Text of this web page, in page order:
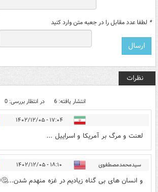
* لطفا عدد مقابل را در جعبه متن وارد کنید
نظرات
انتشار یافته: 6 در انتظار بررسی: 0
۱۷:۰۴ - ۱۴۰۲/۱۲/۰۵
لعنت و مرگ بر آمریکا و اسراییل ...
سیدمحمدمصطفوی ۱۸:۱۰ - ۱۴۰۲/۱۲/۰۵
و انسان های بی گناه زیادیم در غزه منهدم